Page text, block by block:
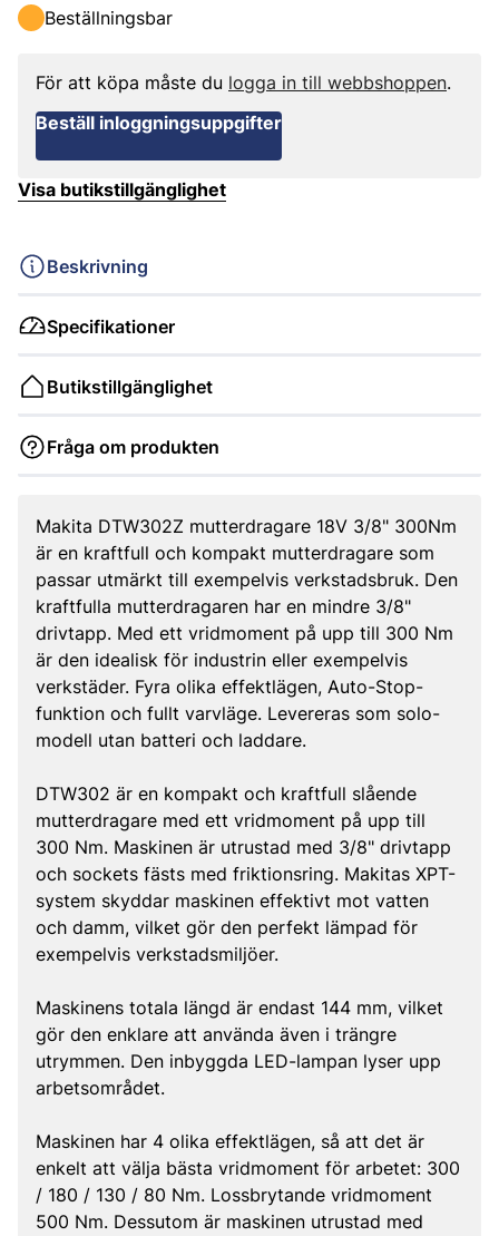
Beställningsbar
För att köpa måste du logga in till webbshoppen.
Beställ inloggningsuppgifter
Visa butikstillgänglighet
Beskrivning
Specifikationer
Butikstillgänglighet
Fråga om produkten
Makita DTW302Z mutterdragare 18V 3/8" 300Nm
är en kraftfull och kompakt mutterdragare som
passar utmärkt till exempelvis verkstadsbruk. Den
kraftfulla mutterdragaren har en mindre 3/8"
drivtapp. Med ett vridmoment på upp till 300 Nm
är den idealisk för industrin eller exempelvis
verkstäder. Fyra olika effektlägen, Auto-Stop-
funktion och fullt varvläge. Levereras som solo-
modell utan batteri och laddare.
DTW302 är en kompakt och kraftfull slående
mutterdragare med ett vridmoment på upp till
300 Nm. Maskinen är utrustad med 3/8" drivtapp
och sockets fästs med friktionsring. Makitas XPT-
system skyddar maskinen effektivt mot vatten
och damm, vilket gör den perfekt lämpad för
exempelvis verkstadsmiljöer.
Maskinens totala längd är endast 144 mm, vilket
gör den enklare att använda även i trängre
utrymmen. Den inbyggda LED-lampan lyser upp
arbetsområdet.
Maskinen har 4 olika effektlägen, så att det är
enkelt att välja bästa vridmoment för arbetet: 300
/ 180 / 130 / 80 Nm. Lossbrytande vridmoment
500 Nm. Dessutom är maskinen utrustad med